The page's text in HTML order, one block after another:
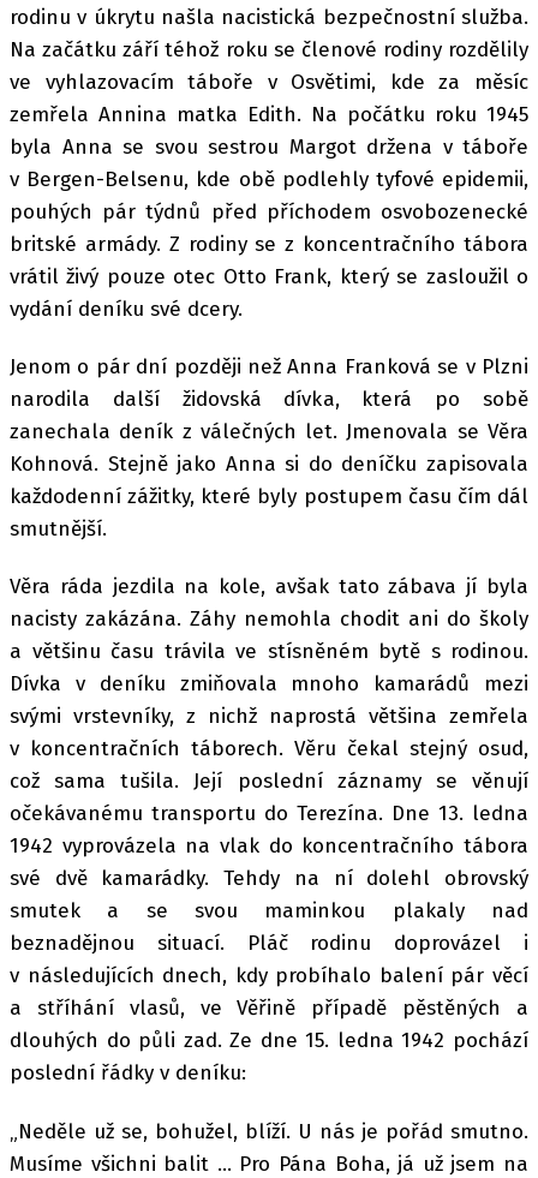
rodinu v úkrytu našla nacistická bezpečnostní služba.
Na začátku září téhož roku se členové rodiny rozdělily
ve vyhlazovacím táboře v Osvětimi, kde za měsíc
zemřela Annina matka Edith. Na počátku roku 1945
byla Anna se svou sestrou Margot držena v táboře
v Bergen-Belsenu, kde obě podlehly tyfové epidemii,
pouhých pár týdnů před příchodem osvobozenecké
britské armády. Z rodiny se z koncentračního tábora
vrátil živý pouze otec Otto Frank, který se zasloužil o
vydání deníku své dcery.
Jenom o pár dní později než Anna Franková se v Plzni
narodila další židovská dívka, která po sobě
zanechala deník z válečných let. Jmenovala se Věra
Kohnová. Stejně jako Anna si do deníčku zapisovala
každodenní zážitky, které byly postupem času čím dál
smutnější.
Věra ráda jezdila na kole, avšak tato zábava jí byla
nacisty zakázána. Záhy nemohla chodit ani do školy
a většinu času trávila ve stísněném bytě s rodinou.
Dívka v deníku zmiňovala mnoho kamarádů mezi
svými vrstevníky, z nichž naprostá většina zemřela
v koncentračních táborech. Věru čekal stejný osud,
což sama tušila. Její poslední záznamy se věnují
očekávanému transportu do Terezína. Dne 13. ledna
1942 vyprovázela na vlak do koncentračního tábora
své dvě kamarádky. Tehdy na ní dolehl obrovský
smutek a se svou maminkou plakaly nad
beznadějnou situací. Pláč rodinu doprovázel i
v následujících dnech, kdy probíhalo balení pár věcí
a stříhání vlasů, ve Věřině případě pěstěných a
dlouhých do půli zad. Ze dne 15. ledna 1942 pochází
poslední řádky v deníku:
„Neděle už se, bohužel, blíží. U nás je pořád smutno.
Musíme všichni balit … Pro Pána Boha, já už jsem na